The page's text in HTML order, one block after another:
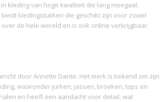
kleding van hoge kwaliteit die lang meegaat.
kledingstukken die geschikt zijn voor zowel
de hele wereld en is ook online verkrijgbaar.
door Annette Dante. Het merk is bekend om zijn
waaronder jurken, jassen, broeken, tops en
en heeft een aandacht voor detail, wat